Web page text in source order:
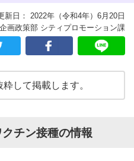
新日： 2022年（令和4年）6月20日
画政策部 シティプロモーション課
して掲載します。
チン接種の情報